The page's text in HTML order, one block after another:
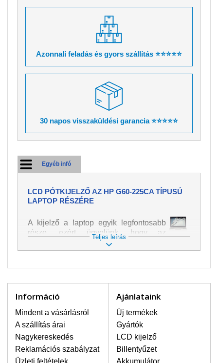
Azonnali feladás és gyors szállítás ⭐⭐⭐⭐⭐
30 napos visszaküldési garancia ⭐⭐⭐⭐⭐
Egyéb infó
LCD PÓTKIJELZŐ AZ HP G60-225CA TÍPUSÚ
LAPTOP RÉSZÉRE
A kijelző a laptop egyik legfontosabb
része, ezért ügyelünk, hogy az
pótalkatrész a legjobb minőségű
legyen. A kép és szöveg különféle
laptoppal legnagyobb óvatossággal
bekövetkezett sérülések közé a
mechanikai sérüléseket lehet besorolni,
mint pl. széttört vagy megrepedt kijelző.
Továbbá még a függőleges csíkozást,
kijelző sötétségét, villogását vagy
egyenetlen fényességét.
Teljes leírás
Információ
Mindent a vásárlásról
A szállítás árai
Nagykereskedés
Reklamációs szabályzat
Üzleti feltételek
Ajánlataink
Új termékek
Gyártók
LCD kijelző
Billentyűzet
Akkumulátor